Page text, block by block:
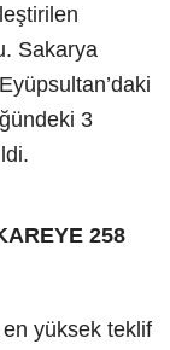
Sakarya
3
258
yüksek teklif